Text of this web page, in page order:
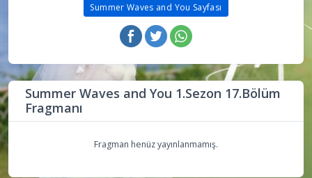
Summer Waves and You Sayfası
Summer Waves and You 1.Sezon 17.Bölüm
Fragmanı
Fragman henüz yayınlanmamış.